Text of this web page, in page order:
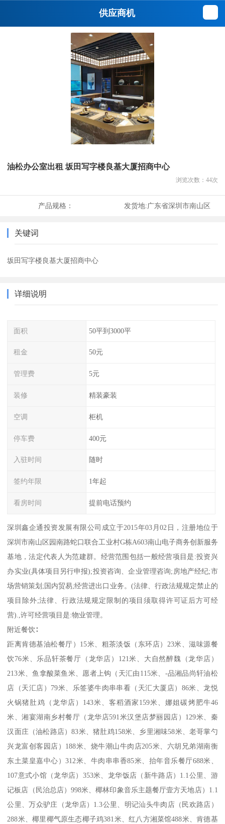
供应商机
油松办公室出租 坂田写字楼良基大厦招商中心
浏览次数： 44次
产品规格： 发货地:广东省深圳市南山区
关键词
坂田写字楼良基大厦招商中心
详细说明
面积 50平到3000平
租金 50元
管理费 5元
装修 精装豪装
空调 柜机
停车费 400元
入驻时间 随时
签约年限 1年起
看房时间 提前电话预约
深圳鑫企通投资发展有限公司成立于2015年03月02日，注册地位于
深圳市南山区园南路蛇口联合工业村G栋A603南山电子商务创新服务
基地，法定代表人为范建群。经营范围包括一般经营项目是:投资兴
办实业(具体项目另行申报);投资咨询、企业管理咨询;房地产经纪;市
场营销策划;国内贸易;经营进出口业务。(法律、行政法规规定禁止的
项目除外;法律、行政法规规定限制的项目须取得许可证后方可经
营).,许可经营项目是:物业管理。
附近餐饮∶
距离肯德基油松餐厅）15米、粗茶淡饭（东环店）23米、滋味源餐
饮76米、乐品轩茶餐厅（龙华店）121米、大自然醉魏（龙华店）
213米、鱼拿酸菜鱼米、愿者上钩（天汇由115米、-品湘品尚轩油松
店（天汇店）79米、乐签婆牛肉串串看（天汇大厦店）86米、龙悦
火锅猪肚鸡（龙华店）143米、客稻酒家159米、娜姐碳烤肥牛46
米、湘宴湖南乡村餐厅（龙华店591米汉堡店梦丽园店）129米、秦
汉面庄（油松路店）83米、猪肚鸡158米、乡里湘味58米、老哥掌勺
兴龙富创客园店）188米、烧牛潮山牛肉店205米、六胡兄弟湖南衡
东土菜皇嘉中心）312米、牛肉串串香85米、抬年音乐餐厅688米、
107意式小馆（龙华店）353米、龙华饭店（新牛路店）1.1公里、游
记板店（民治总店）998米、椰林印象音乐主题餐厅壹方天地店）1.1
公里、万众驴庄（龙华店）1.3公里、明记汕头牛肉店（民欢路店）
288米、椰里椰气原生态椰子鸡381米、红八方湘菜馆488米、肯德基